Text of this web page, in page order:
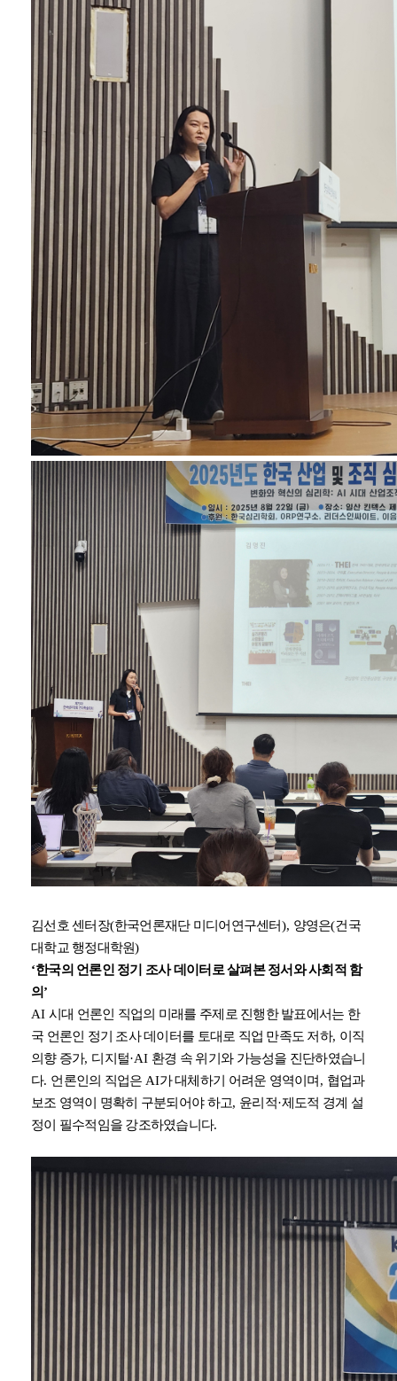
김선호 센터장(한국언론재단 미디어연구센터), 양영은(건국
대학교 행정대학원)
‘한국의 언론인 정기 조사 데이터로 살펴본 정서와 사회적 함
의’
AI 시대 언론인 직업의 미래를 주제로 진행한 발표에서는 한
국 언론인 정기 조사 데이터를 토대로 직업 만족도 저하, 이직
의향 증가, 디지털·AI 환경 속 위기와 가능성을 진단하였습니
다. 언론인의 직업은 AI가 대체하기 어려운 영역이며 , 협업과
보조 영역이 명확히 구분되어야 하고, 윤리적·제도적 경계 설
정이 필수적임을 강조하였습니다.